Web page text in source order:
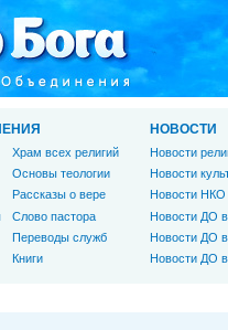
Храм всех религий
Основы теологии
Рассказы о вере
Слово пастора
Переводы служб
Книги
НОВОСТИ
Новости
Новости
Новости НКО
Новости ДО
Новости ДО
Новости ДО